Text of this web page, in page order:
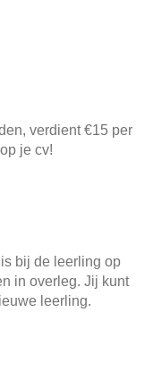
verdient €15 per
je cv!
bij de leerling op
in overleg. Jij kunt
leerling.